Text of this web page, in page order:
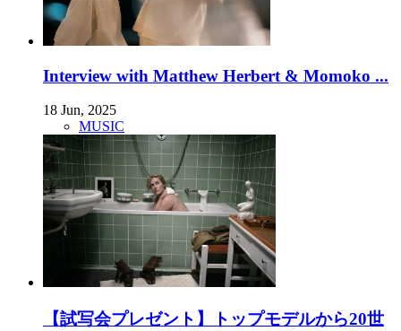
Interview with Matthew Herbert & Momoko ...
18 Jun, 2025
MUSIC
【試写会プレゼント】トップモデルから20世